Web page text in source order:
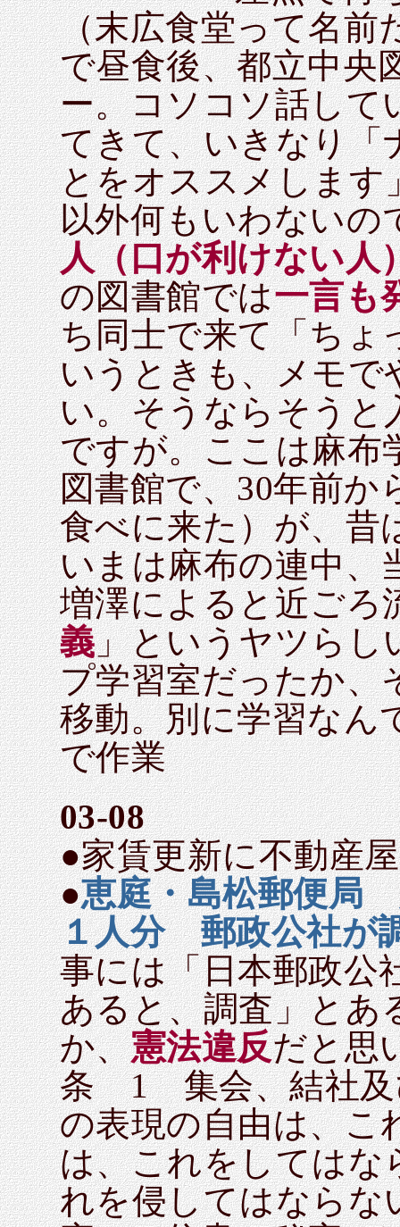
（末広食堂って名前
で昼食後、都立中央
ー。コソコソ話して
てきて、いきなり「
とをオススメします
以外何もいわないの
人（口が利けない人
の図書館では一言も
ち同士で来て「ちょ
いうときも、メモで
い。そうならそうと
ですが。ここは麻布
図書館で、30年前か
食べに来た）が、昔
いまは麻布の連中、
増澤によると近ごろ
義」というヤツらし
プ学習室だったか、
移動。別に学習なん
で作業
03-08
●家賃更新に不動産
●恵庭・島松郵便
１人分 郵政公社が
事には「日本郵政公
あると、調査」とあ
か、憲法違反だと思
条 1 集会、結社及
の表現の自由は、
は、これをしてはな
れを侵してはならな